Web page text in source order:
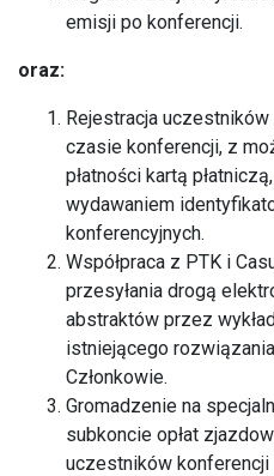
emisji po konferencji.
oraz:
Rejestracja
czasie konferencji, z
płatności kartą
wydawaniem
konferencyjnych.
Współpraca z PTK i
przesyłania drogą
abstraktów przez
istniejącego
Członkowie.
Gromadzenie na
subkoncie opłat
uczestników konferencji